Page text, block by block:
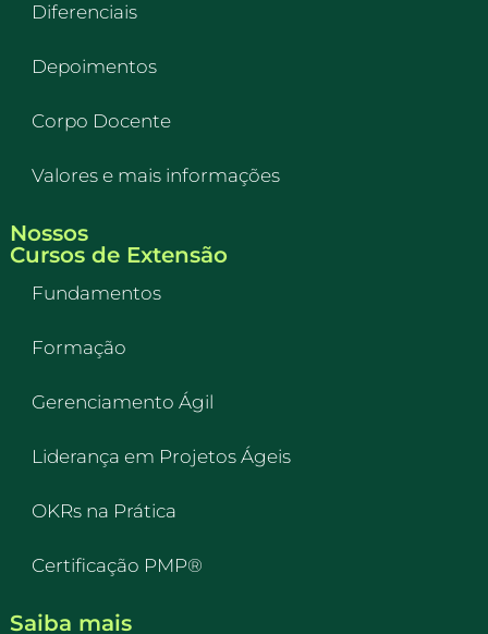
Diferenciais
Depoimentos
Corpo Docente
Valores e mais informações
Nossos
Cursos de Extensão
Fundamentos
Formação
Gerenciamento Ágil
Liderança em Projetos Ágeis
OKRs na Prática
Certificação PMP®
Saiba mais